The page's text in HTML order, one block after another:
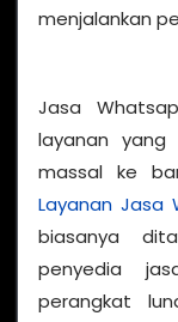
menjalankan
Jasa
layanan yang
massal ke
Layanan Jasa
biasanya
penyedia
perangkat